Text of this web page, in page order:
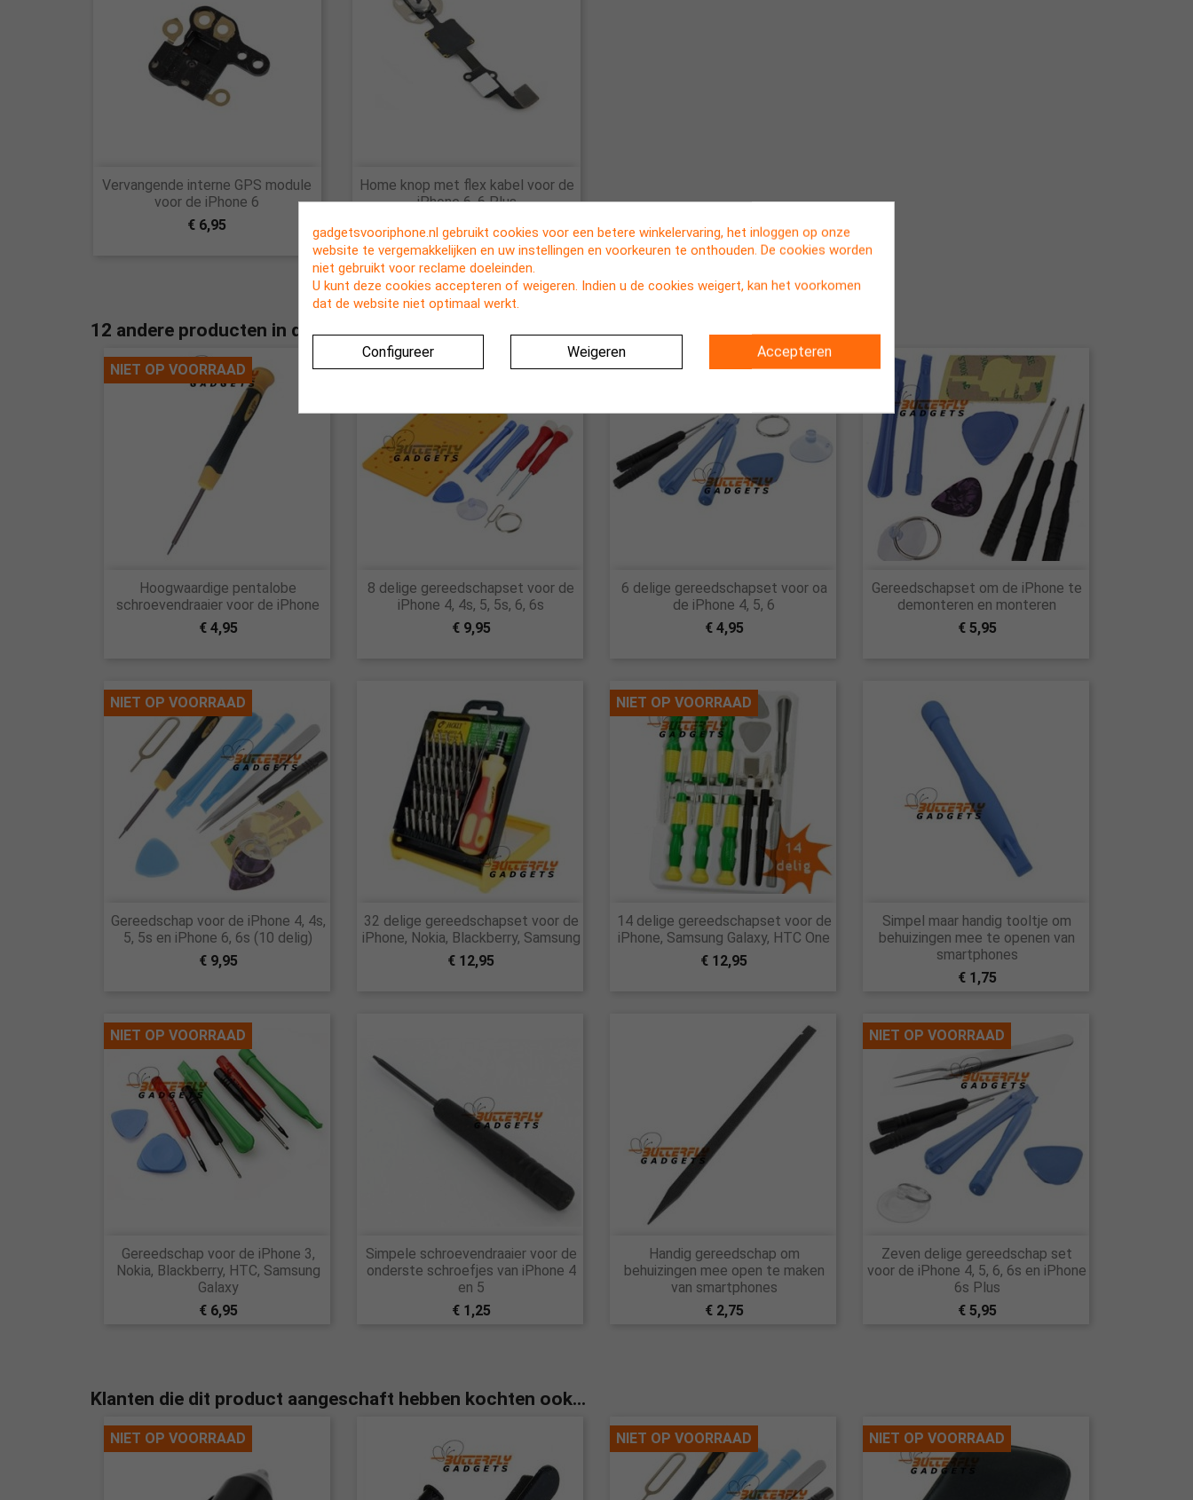
Snel bekijken
Vervangende interne GPS module
voor de iPhone 6
€ 6,95
 Snel bekijken
Home knop met flex kabel voor de
iPhone 6, 6 Plus
€ 8,95
12 andere producten in dezelfde categorie:
Snel bekijken
Hoogwaardige pentalobe
schroevendraaier voor de iPhone
€ 4,95
NIET OP VOORRAAD
Snel bekijken
8 delige gereedschapset voor de
iPhone 4, 4s, 5, 5s, 6, 6s
€ 9,95
Snel bekijken
6 delige gereedschapset voor oa
de iPhone 4, 5, 6
€ 4,95
Snel bekijken
Gereedschapset om de iPhone te
demonteren en monteren
€ 5,95
Snel bekijken
Gereedschap voor de iPhone 4, 4s,
5, 5s en iPhone 6, 6s (10 delig)
€ 9,95
NIET OP VOORRAAD
Snel bekijken
32 delige gereedschapset voor de
iPhone, Nokia, Blackberry, Samsung
€ 12,95
Snel bekijken
14 delige gereedschapset voor de
iPhone, Samsung Galaxy, HTC One
€ 12,95
NIET OP VOORRAAD
Snel bekijken
Simpel maar handig tooltje om
behuizingen mee te openen van
smartphones
€ 1,75
Snel bekijken
Gereedschap voor de iPhone 3,
Nokia, Blackberry, HTC, Samsung
Galaxy
€ 6,95
NIET OP VOORRAAD
Snel bekijken
Simpele schroevendraaier voor de
onderste schroefjes van iPhone 4
en 5
€ 1,25
 Snel bekijken
Handig gereedschap om
behuizingen mee open te maken
van smartphones
€ 2,75
Snel bekijken
Zeven delige gereedschap set
voor de iPhone 4, 5, 6, 6s en iPhone
6s Plus
€ 5,95
NIET OP VOORRAAD
Klanten die dit product aangeschaft hebben kochten ook...
NIET OP VOORRAAD NIET OP VOORRAAD NIET OP VOORRAAD
gadgetsvooriphone.nl gebruikt cookies voor een betere winkelervaring, het inloggen op onze
website te vergemakkelijken en uw instellingen en voorkeuren te onthouden. De cookies worden
niet gebruikt voor reclame doeleinden.
U kunt deze cookies accepteren of weigeren. Indien u de cookies weigert, kan het voorkomen
dat de website niet optimaal werkt.
Configureer Weigeren Accepteren